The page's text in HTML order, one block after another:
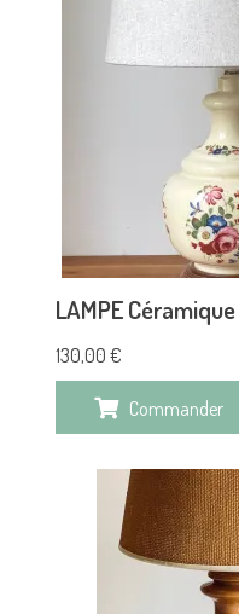
LAMPE
130,00 €
Commander